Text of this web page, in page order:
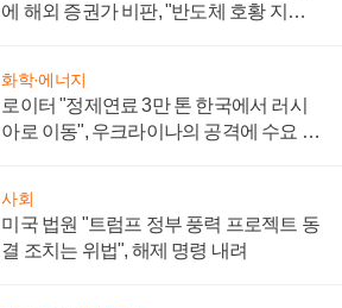
에 해외 증권가 비판, "반도체 호황 지속
화학·에너지
로이터 "정제연료 3만 톤 한국에서 러시
아로 이동", 우크라이나의 공격에 수요 늘
사회
미국 법원 "트럼프 정부 풍력 프로젝트 동
결 조치는 위법", 해제 명령 내려